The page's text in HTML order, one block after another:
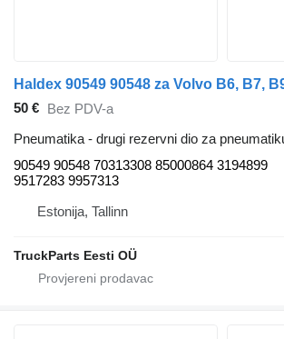
50 € Bez PDV-a
Pneumatika - drugi rezervni dio za
90549 90548 70313308 85000864 3194899
9517283 9957313
Estonija, Tallinn
TruckParts Eesti OÜ